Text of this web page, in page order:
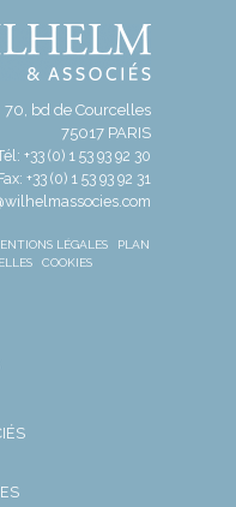
70, bd de Courcelles
75017 PARIS
+33 (0) 1 53 93 92 30
+33 (0) 1 53 93 92 31
LÉGALES
PLAN
COOKIES